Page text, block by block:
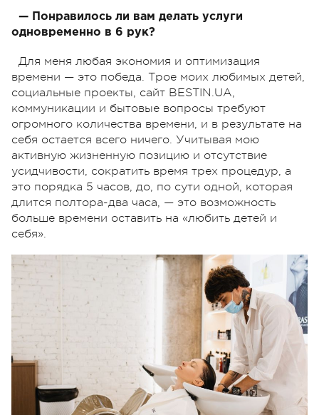
— Понравилось ли вам делать услуги
одновременно в 6 рук?
Для меня любая экономия и оптимизация
времени — это победа. Трое моих любимых детей,
социальные проекты, сайт BESTIN.UA,
коммуникации и бытовые вопросы требуют
огромного количества времени, и в результате на
себя остается всего ничего. Учитывая мою
активную жизненную позицию и отсутствие
усидчивости, сократить время трех процедур, а
это порядка 5 часов, до, по сути одной, которая
длится полтора-два часа, — это возможность
больше времени оставить на «любить детей и
себя».